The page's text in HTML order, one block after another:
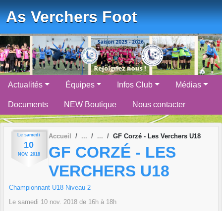
As Verchers Foot
Actualités Équipes Infos Club Médias
Documents NEW Boutique Nous contacter
Le samedi
10
NOV. 2018
Accueil GF Corzé - Les Verchers U18
GF CORZÉ - LES
VERCHERS U18
Championnant U18 Niveau 2
Le samedi 10 nov. 2018 de 16h à 18h